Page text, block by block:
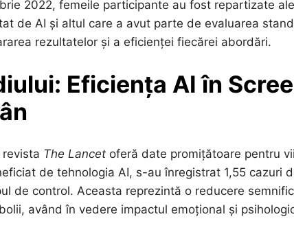
2022, femeile participante au fost repartizate
de AI și altul care a avut parte de evaluarea
rezultatelor și a eficienței fiecărei abordări.
Eficiența AI în
The Lancet oferă date promițătoare pentru
de tehnologia AI, s-au înregistrat 1,55 cazuri
de control. Aceasta reprezintă o reducere
având în vedere impactul emoțional și